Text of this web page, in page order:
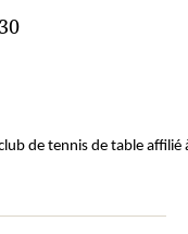
de tennis de table affilié